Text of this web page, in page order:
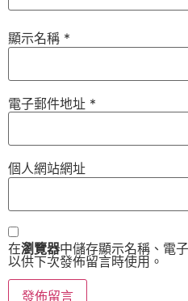
顯示名稱 *
電子郵件地址 *
個人網站網址
在瀏覽器中儲存顯示名稱、電
以供下次發佈留言時使用。